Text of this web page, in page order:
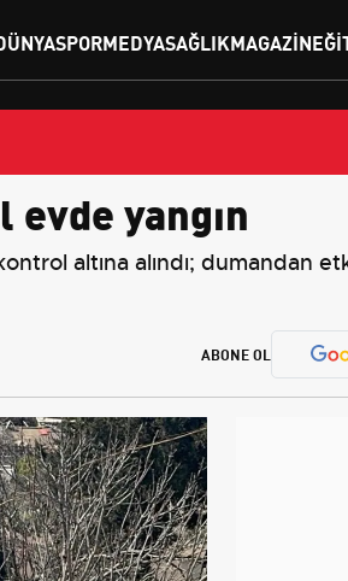
SPORMEDYASAĞLIKMAGAZIN
yangın
altına alındı; dumandan
ABONE OL